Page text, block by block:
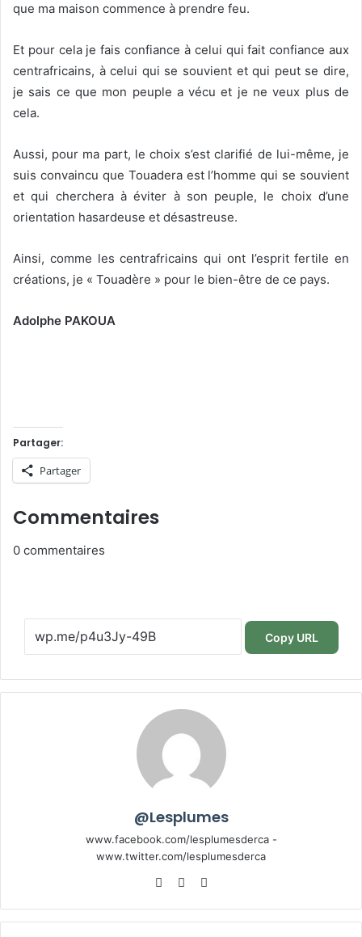
que ma maison commence à prendre feu.
Et pour cela je fais confiance à celui qui fait confiance aux
centrafricains, à celui qui se souvient et qui peut se dire,
je sais ce que mon peuple a vécu et je ne veux plus de
cela.
Aussi, pour ma part, le choix s’est clarifié de lui-même, je
suis convaincu que Touadera est l’homme qui se souvient
et qui cherchera à éviter à son peuple, le choix d’une
orientation hasardeuse et désastreuse.
Ainsi, comme les centrafricains qui ont l’esprit fertile en
créations, je « Touadère » pour le bien-être de ce pays.
Adolphe PAKOUA
Partager:
Partager
Commentaires
0 commentaires
Copy URL
@Lesplumes
www.facebook.com/lesplumesderca -
www.twitter.com/lesplumesderca
WebsiteFacebook